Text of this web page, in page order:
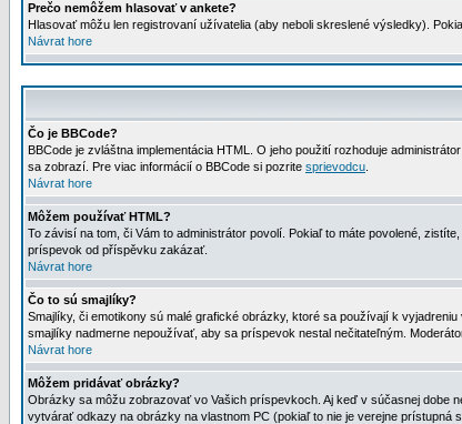
Prečo nemôžem hlasovať v ankete?
Hlasovať môžu len registrovaní užívatelia (aby neboli skreslené výsledky).
Návrat hore
Čo je BBCode?
BBCode je zvláštna implementácia HTML. O jeho použití rozhoduje
sa zobrazí. Pre viac informácií o BBCode si pozrite sprievodcu
Návrat hore
Môžem používať HTML?
To závisí na tom, či Vám to administrátor povolí. Pokiaľ to máte povolené,
príspevok od příspěvku zakázať.
Návrat hore
Čo to sú smajlíky?
Smajlíky, či emotikony sú malé grafické obrázky, ktoré sa používají k
smajlíky nadmerne nepoužívať, aby sa príspevok nestal nečitateľným.
Návrat hore
Môžem pridávať obrázky?
Obrázky sa môžu zobrazovať vo Vašich príspevkoch. Aj keď v súčasnej dobe
vytvárať odkazy na obrázky na vlastnom PC (pokiaľ to nie je verejne prístupná